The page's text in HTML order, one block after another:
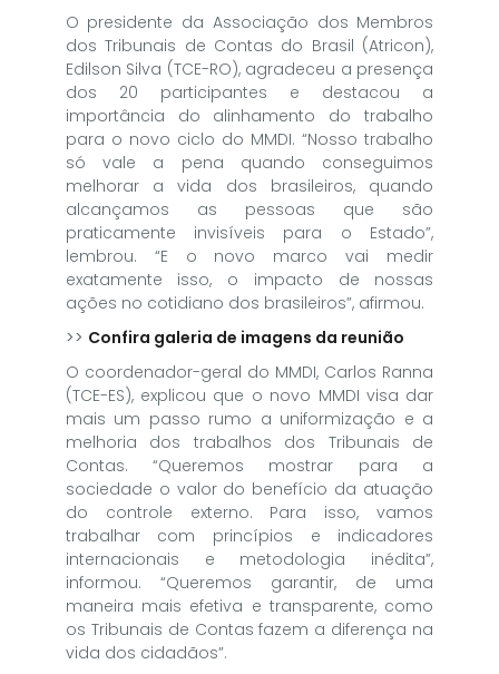
O presidente da Associação dos Membros
dos Tribunais de Contas do Brasil (Atricon),
Edilson Silva (TCE-RO), agradeceu a presença
dos 20 participantes e destacou a
importância do alinhamento do trabalho
para o novo ciclo do MMDI. “Nosso trabalho
só vale a pena quando conseguimos
melhorar a vida dos brasileiros, quando
alcançamos as pessoas que são
praticamente invisíveis para o Estado”,
lembrou. “E o novo marco vai medir
exatamente isso, o impacto de nossas
ações no cotidiano dos brasileiros”, afirmou.
>> Confira galeria de imagens da reunião
O coordenador-geral do MMDI, Carlos Ranna
(TCE-ES), explicou que o novo MMDI visa dar
mais um passo rumo a uniformização e a
melhoria dos trabalhos dos Tribunais de
Contas. “Queremos mostrar para a
sociedade o valor do benefício da atuação
do controle externo. Para isso, vamos
trabalhar com princípios e indicadores
internacionais e metodologia inédita”,
informou. “Queremos garantir, de uma
maneira mais efetiva e transparente, como
os Tribunais de Contas fazem a diferença na
vida dos cidadãos”.